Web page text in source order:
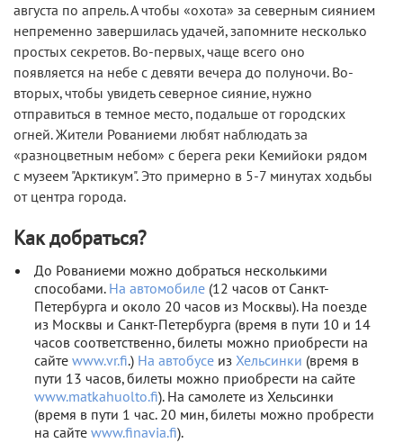
августа по апрель. А чтобы «охота» за северным сиянием
непременно завершилась удачей, запомните несколько
простых секретов. Во-первых, чаще всего оно
появляется на небе с девяти вечера до полуночи. Во-
вторых, чтобы увидеть северное сияние, нужно
отправиться в темное место, подальше от городских
огней. Жители Рованиеми любят наблюдать за
«разноцветным небом» с берега реки Кемийоки рядом
с музеем "Арктикум". Это примерно в 5-7 минутах ходьбы
от центра города.
Как добраться?
До Рованиеми можно добраться несколькими
способами. На автомобиле (12 часов от Санкт-
Петербурга и около 20 часов из Москвы). На поезде
из Москвы и Санкт-Петербурга (время в пути 10 и 14
часов соответственно, билеты можно приобрести на
сайте www.vr.fi.) На автобусе из Хельсинки (время в
пути 13 часов, билеты можно приобрести на сайте
www.matkahuolto.fi). На самолете из Хельсинки
(время в пути 1 час. 20 мин, билеты можно пробрести
на сайте www.finavia.fi).